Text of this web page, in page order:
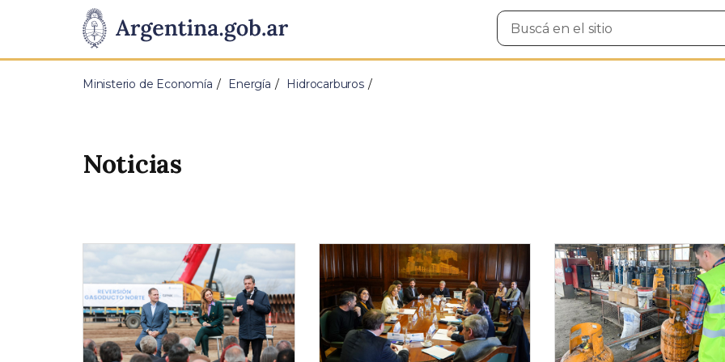
Presidencia
de
Pasar al contenido principal
Buscar
en
Ministerio de Economía Energía Hidrocarburos
Noticias